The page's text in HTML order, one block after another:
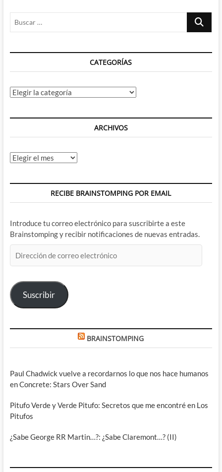
una
año
Buscar
CATEGORÍAS
Categorías
ARCHIVOS
Archivos
RECIBE BRAINSTOMPING POR EMAIL
Introduce tu correo electrónico para suscribirte a este
Brainstomping y recibir notificaciones de nuevas entradas.
de
electrónico
Suscribir
BRAINSTOMPING
Paul Chadwick vuelve a recordarnos lo que nos hace humanos
en Concrete: Stars Over Sand
Pitufo Verde y Verde Pitufo: Secretos que me encontré en Los
Pitufos
¿Sabe George RR Martin…?: ¿Sabe Claremont…? (II)